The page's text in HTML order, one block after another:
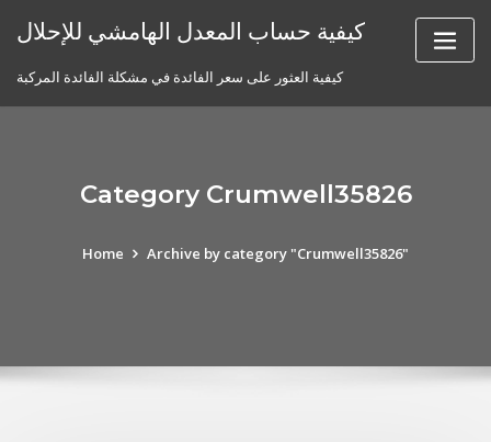
كيفية حساب المعدل الهامشي للإحلال
كيفية العثور على سعر الفائدة في مشكلة الفائدة المركبة
Category Crumwell35826
Home Archive by category "Crumwell35826"